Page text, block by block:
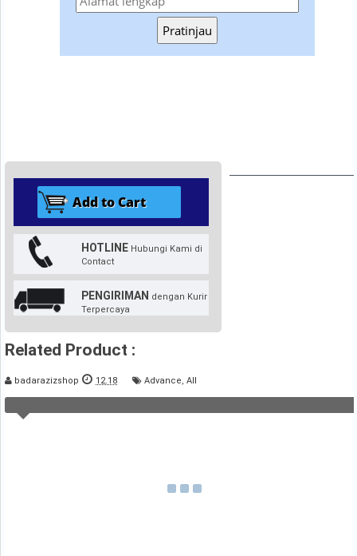
Pratinjau
HOTLINE Hubungi Kami di
Contact
PENGIRIMAN dengan Kurir
Terpercaya
Related Product :
badarazizshop 12.18 Advance All